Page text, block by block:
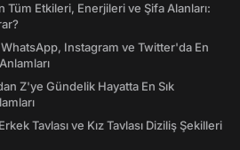
Tüm Etkileri, Enerjileri ve Şifa Alanları:
Instagram ve Twitter'da En
Z'ye Gündelik Hayatta En Sık
Tavlası ve Kız Tavlası Diziliş Şekilleri